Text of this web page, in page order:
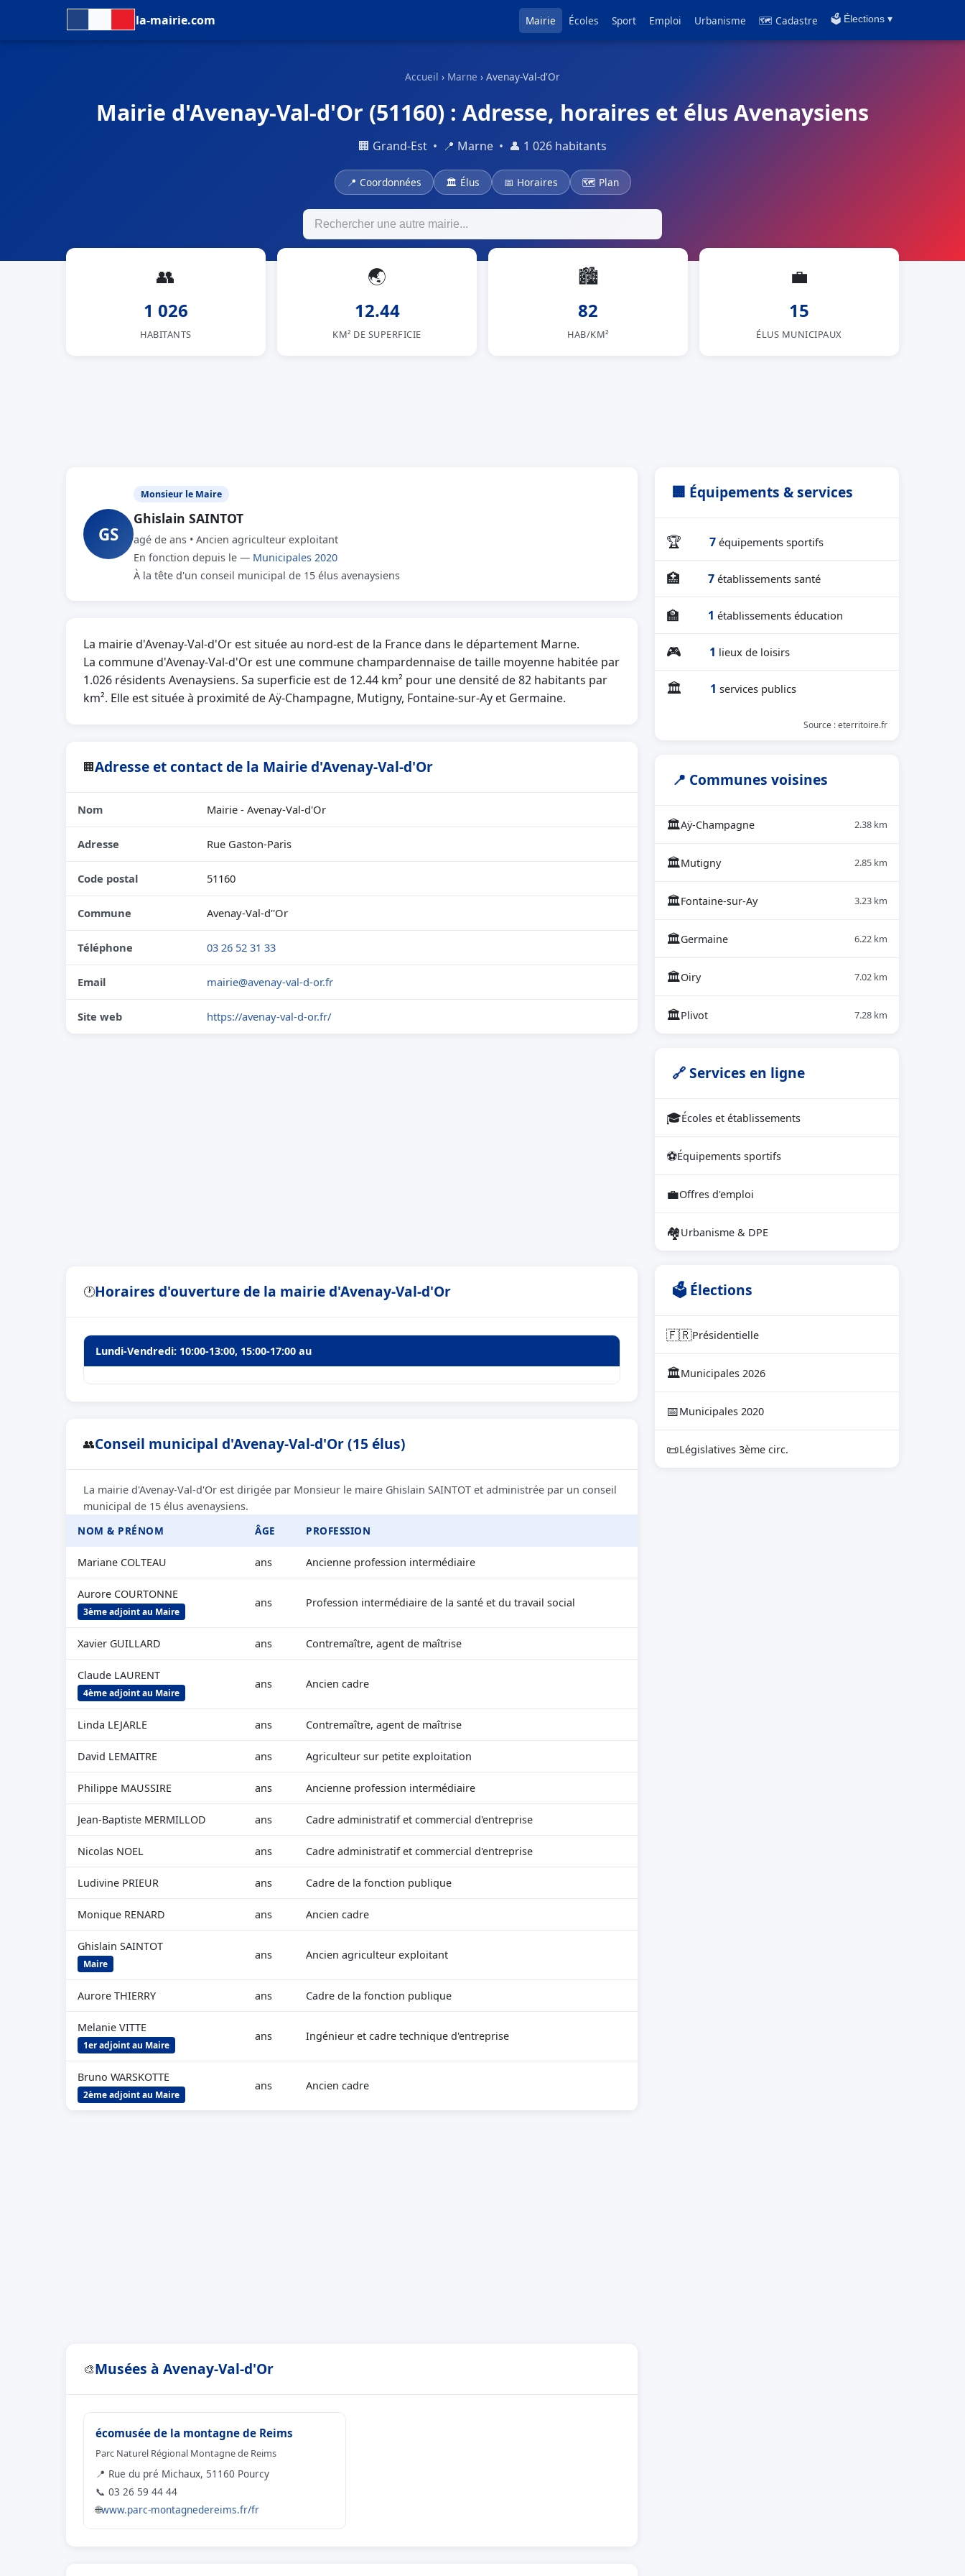
la-mairie.com Mairie Écoles Sport Emploi Urbanisme 🗺 Cadastre 🗳️ Élections ▾
Accueil › Marne › Avenay-Val-d'Or
Mairie d'Avenay-Val-d'Or (51160) : Adresse, horaires et élus Avenaysiens
🏢 Grand-Est • 📍 Marne • 👤 1 026 habitants
📍 Coordonnées 🏛 Élus 📅 Horaires 🗺 Plan
👥
1 026
HABITANTS
🌏
12.44
KM² DE SUPERFICIE
🏙
82
HAB/KM²
💼
15
ÉLUS MUNICIPAUX
GS
Monsieur le Maire
Ghislain SAINTOT
agé de ans • Ancien agriculteur exploitant
En fonction depuis le — Municipales 2020
À la tête d'un conseil municipal de 15 élus avenaysiens
La mairie d'Avenay-Val-d'Or est située au nord-est de la France dans le département Marne.
La commune d'Avenay-Val-d'Or est une commune champardennaise de taille moyenne habitée par
1.026 résidents Avenaysiens. Sa superficie est de 12.44 km² pour une densité de 82 habitants par
km². Elle est située à proximité de Aÿ-Champagne, Mutigny, Fontaine-sur-Ay et Germaine.
🏢Adresse et contact de la Mairie d'Avenay-Val-d'Or
Nom Mairie - Avenay-Val-d'Or
Adresse Rue Gaston-Paris
Code postal 51160
Commune Avenay-Val-d''Or
Téléphone 03 26 52 31 33
Email mairie@avenay-val-d-or.fr
Site web https://avenay-val-d-or.fr/
🕐Horaires d'ouverture de la mairie d'Avenay-Val-d'Or
Lundi-Vendredi: 10:00-13:00, 15:00-17:00 au
👥Conseil municipal d'Avenay-Val-d'Or (15 élus)
La mairie d'Avenay-Val-d'Or est dirigée par Monsieur le maire Ghislain SAINTOT et administrée par un conseil
municipal de 15 élus avenaysiens.
NOM & PRÉNOM
ÂGE PROFESSION
Mariane COLTEAU ans Ancienne profession intermédiaire
Aurore COURTONNE
3ème adjoint au Maire
ans Profession intermédiaire de la santé et du travail social
Xavier GUILLARD ans Contremaître, agent de maîtrise
Claude LAURENT
4ème adjoint au Maire
ans Ancien cadre
Linda LEJARLE ans Contremaître, agent de maîtrise
David LEMAITRE ans Agriculteur sur petite exploitation
Philippe MAUSSIRE ans Ancienne profession intermédiaire
Jean-Baptiste MERMILLOD ans Cadre administratif et commercial d'entreprise
Nicolas NOEL ans Cadre administratif et commercial d'entreprise
Ludivine PRIEUR ans Cadre de la fonction publique
Monique RENARD ans Ancien cadre
Ghislain SAINTOT
Maire
ans Ancien agriculteur exploitant
Aurore THIERRY ans Cadre de la fonction publique
Melanie VITTE
1er adjoint au Maire
ans Ingénieur et cadre technique d'entreprise
Bruno WARSKOTTE
2ème adjoint au Maire
ans Ancien cadre
🎨Musées à Avenay-Val-d'Or
écomusée de la montagne de Reims
Parc Naturel Régional Montagne de Reims
📍 Rue du pré Michaux, 51160 Pourcy
📞 03 26 59 44 44
🌐www.parc-montagnedereims.fr/fr
🏢 Équipements & services
🏆 7 équipements sportifs
🏥 7 établissements santé
🏫 1 établissements éducation
🎮 1 lieux de loisirs
🏛 1 services publics
Source : eterritoire.fr
📍 Communes voisines
🏛Aÿ-Champagne 2.38 km
🏛Mutigny 2.85 km
🏛Fontaine-sur-Ay 3.23 km
🏛Germaine 6.22 km
🏛Oiry 7.02 km
🏛Plivot 7.28 km
🔗 Services en ligne
🎓Écoles et établissements
⚽Équipements sportifs
💼Offres d'emploi
🏘Urbanisme & DPE
🗳 Élections
🇫🇷Présidentielle
🏛Municipales 2026
📅Municipales 2020
📜Législatives 3ème circ.